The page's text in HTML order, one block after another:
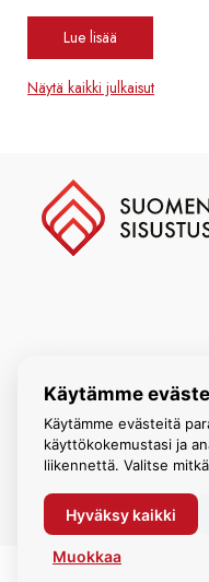
Lue lisää
Näytä kaikki julkaisut
Käytämme
Käytämme evästeitä
käyttökokemustasi ja
liikennettä. Valitse
Hyväksy kaikki
Muokkaa